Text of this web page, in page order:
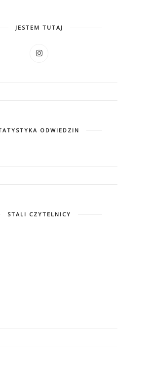
JESTEM TUTAJ
ODWIEDZIN
STALI CZYTELNICY